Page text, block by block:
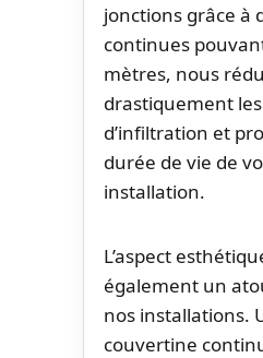
jonctions grâce à
continues
mètres, nous
drastiquement
d’infiltration et
durée de vie de
installation.
L’aspect
également un
nos installations.
couvertine